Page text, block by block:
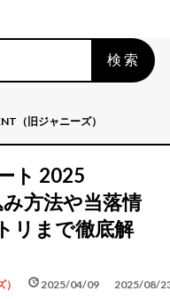
検索
（旧ジャニーズ）
ト 2025
方法や当落情
リまで徹底解
schedule 2025/04/09
update 2025/08/